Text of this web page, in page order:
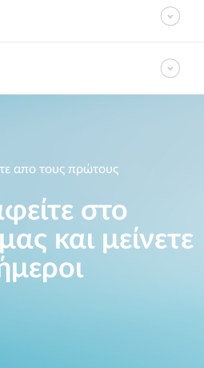
απο τους πρώτους
στο
και μείνετε